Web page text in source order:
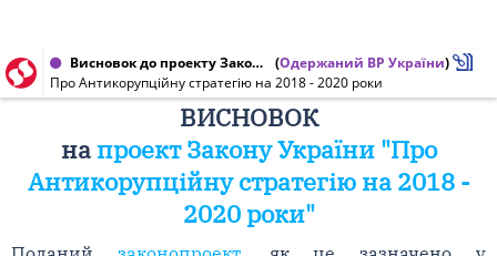
Висновок до проекту Закону України від 11.05.2018 № 8324 (Одержаний ВР України)
Про Антикорупційну стратегію на 2018 - 2020 роки